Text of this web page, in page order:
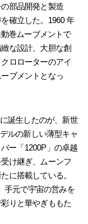
部品開発と製造
確立した。1960 年
巻ムーブメントで
な設計、大胆な創
ロローターのアイ
ブメントとなっ
誕生したのが、新世
ルの新しい薄型キャ
ー「1200P」の卓越
け継ぎ、ムーンフ
に搭載している。
手元で宇宙の営みを
りと華やぎももた